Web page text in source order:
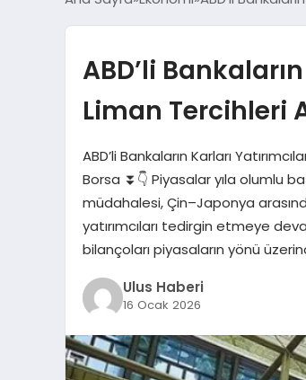
ABD’li
Liman Tercihleri
ABD’li Bankaların Karları
Borsa ⏬👇 Piyasalar yıla olumlu
müdahalesi, Çin–Japonya
yatırımcıları tedirgin etmeye
bilançoları piyasaların yönü
Ulus Haberi
16 Ocak 2026